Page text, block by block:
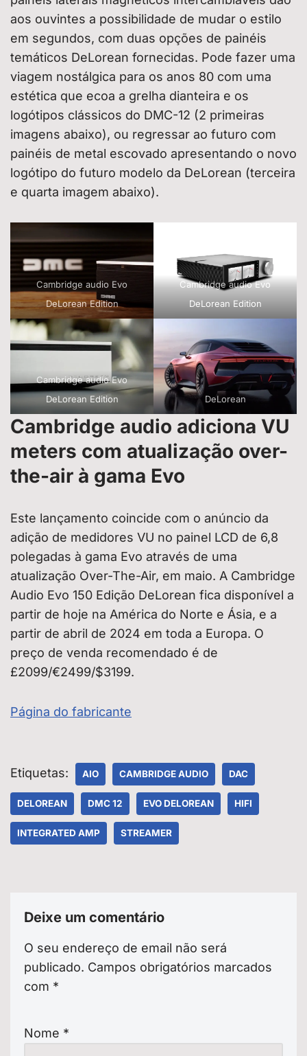
aos ouvintes a possibilidade de mudar o estilo
em segundos, com duas opções de painéis
temáticos DeLorean fornecidas. Pode fazer uma
viagem nostálgica para os anos 80 com uma
estética que ecoa a grelha dianteira e os
logótipos clássicos do DMC-12 (2 primeiras
imagens abaixo), ou regressar ao futuro com
painéis de metal escovado apresentando o novo
logótipo do futuro modelo da DeLorean (terceira
e quarta imagem abaixo).
Cambridge audio Evo
DeLorean Edition
Cambridge audio Evo
DeLorean Edition
Cambridge audio Evo
DeLorean Edition
DeLorean
Cambridge audio adiciona VU
meters com atualização over-
the-air à gama Evo
Este lançamento coincide com o anúncio da
adição de medidores VU no painel LCD de 6,8
polegadas à gama Evo através de uma
atualização Over-The-Air, em maio. A Cambridge
Audio Evo 150 Edição DeLorean fica disponível a
partir de hoje na América do Norte e Ásia, e a
partir de abril de 2024 em toda a Europa. O
preço de venda recomendado é de
£2099/€2499/$3199.
Página do fabricante
Etiquetas: AIO CAMBRIDGE AUDIO DAC
DELOREAN DMC 12 EVO DELOREAN HIFI
INTEGRATED AMP STREAMER
Deixe um comentário
O seu endereço de email não será
publicado. Campos obrigatórios marcados
com *
Nome *